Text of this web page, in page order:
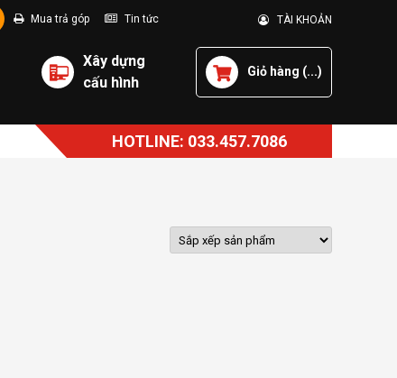
Mua trả góp Tin tức TÀI KHOẢN
Xây dựng
cấu hình
Giỏ hàng (...)
HOTLINE: 033.457.7086